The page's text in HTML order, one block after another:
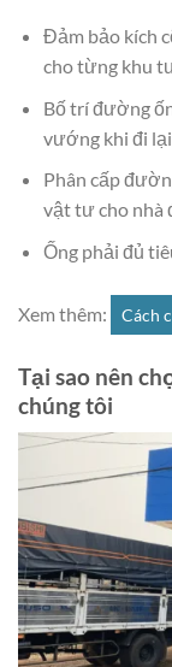
Đảm bảo kích
cho từng khu
Bố trí đường
vướng khi đi
Phân cấp
vật tư cho nhà
Ống phải đủ
Xem thêm: Cách
Tại sao nên
chúng tôi